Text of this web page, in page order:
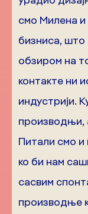
смо Милена и
бизниса, што
обзиром на
контакте ни
индустрији.
производњи,
Питали смо и
ко би нам
сасвим
производње